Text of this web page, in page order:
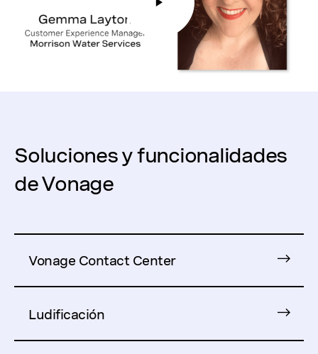
Soluciones y funcionalidades
de Vonage
Vonage Contact Center
Ludificación